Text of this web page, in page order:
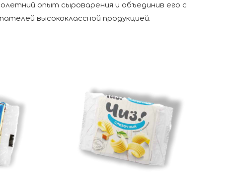
опыт сыроварения и объединив его с
высококлассной продукцией.